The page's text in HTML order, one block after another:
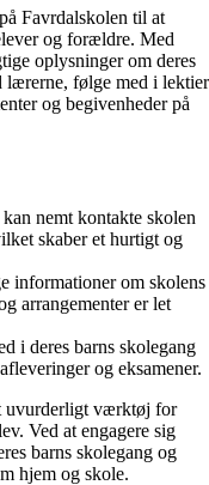
Favrdalskolen til at
og forældre. Med
oplysninger om deres
lærerne, følge med i lektier
og begivenheder på
nemt kontakte skolen
skaber et hurtigt og
informationer om skolens
arrangementer er let
i deres barns skolegang
og eksamener.
uvurderligt værktøj for
Ved at engagere sig
barns skolegang og
hjem og skole.